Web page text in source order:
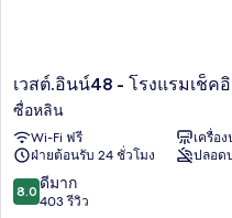
เวสต์.อินน์48
-
โรงแรม
เช็ค
อิน
ด้วย
ตนเอง
เวสต์.อินน์48 - โรงแรมเช็ค
ซื่อหลิน
Wi-Fi ฟรี
เครื่อ
ฝ่ายต้อนรับ 24 ชั่วโมง
ปลอด
8.0
จาก
8.0 ดีมาก
403 รีวิว